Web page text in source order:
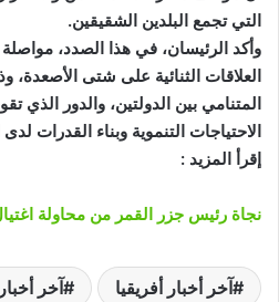
التي تجمع البلدين الشقيقين.
وأكد الرئيسان، في هذا الصدد،
العلاقات الثنائية على شتى الأصعدة،
المتنامي بين الدولتين، والدور الذي
الاحتياجات التنموية وبناء القدرات
إقرأ المزيد :
نجاة رئيس جزر القمر من محاولة
آخر أخبار أفريقيا آخر